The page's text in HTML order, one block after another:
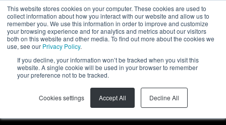
This website stores cookies on your computer. These cookies are used to
collect information about how you interact with our website and allow us to
remember you. We use this information in order to improve and customize
your browsing experience and for analytics and metrics about our visitors
both on this website and other media. To find out more about the cookies we
use, see our Privacy Policy.
If you decline, your information won’t be tracked when you visit this
website. A single cookie will be used in your browser to remember
your preference not to be tracked.
Cookies settings Accept All Decline All
JA
見積もりを取得